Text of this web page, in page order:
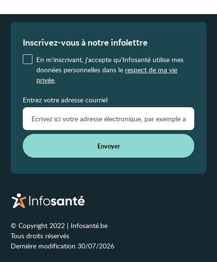
Inscrivez-vous à notre infolettre
En m'inscrivant, j'accepte qu'Infosanté utilise mes
données personnelles dans le respect de ma vie
privée
Entrez votre adresse courriel
Envoyer
© Copyright 2022 | Infosanté.be
Tous droits réservés
Dernière modification 30/07/2026